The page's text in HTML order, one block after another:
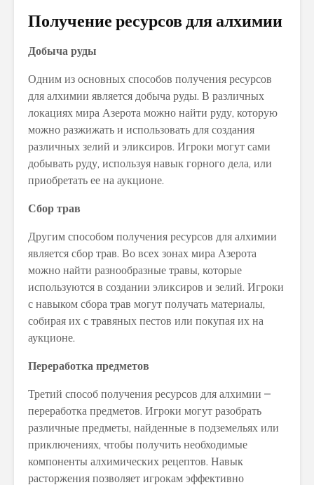
Получение ресурсов для алхимии
Добыча руды
Одним из основных способов получения ресурсов
для алхимии является добыча руды. В различных
локациях мира Азерота можно найти руду, которую
можно разжижать и использовать для создания
различных зелий и эликсиров. Игроки могут сами
добывать руду, используя навык горного дела, или
приобретать ее на аукционе.
Сбор трав
Другим способом получения ресурсов для алхимии
является сбор трав. Во всех зонах мира Азерота
можно найти разнообразные травы, которые
используются в создании эликсиров и зелий. Игроки
с навыком сбора трав могут получать материалы,
собирая их с травяных пестов или покупая их на
аукционе.
Переработка предметов
Третий способ получения ресурсов для алхимии –
переработка предметов. Игроки могут разобрать
различные предметы, найденные в подземельях или
приключениях, чтобы получить необходимые
компоненты алхимических рецептов. Навык
расторжения позволяет игрокам эффективно